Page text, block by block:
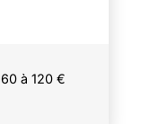
60 à 120 €